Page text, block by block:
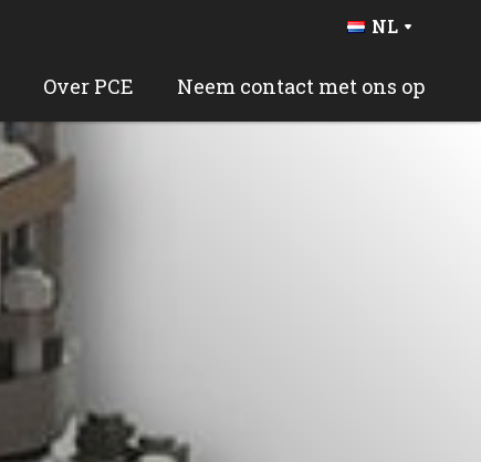
NL
BE
EN
Over PCE Neem contact met ons op